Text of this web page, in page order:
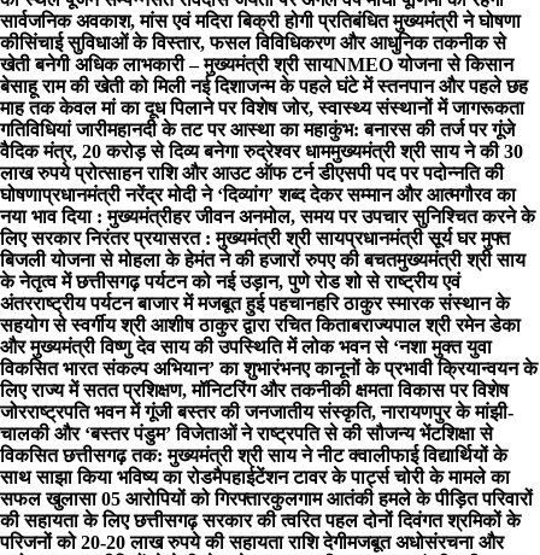
सार्वजनिक अवकाश, मांस एवं मदिरा बिक्री होगी प्रतिबंधित मुख्यमंत्री ने घोषणा
कीसिंचाई सुविधाओं के विस्तार, फसल विविधिकरण और आधुनिक तकनीक से
खेती बनेगी अधिक लाभकारी – मुख्यमंत्री श्री सायNMEO योजना से किसान
बेसाहू राम की खेती को मिली नई दिशाजन्म के पहले घंटे में स्तनपान और पहले छह
माह तक केवल मां का दूध पिलाने पर विशेष जोर, स्वास्थ्य संस्थानों में जागरूकता
गतिविधियां जारीमहानदी के तट पर आस्था का महाकुंभ: बनारस की तर्ज पर गूंजे
वैदिक मंत्र, 20 करोड़ से दिव्य बनेगा रुद्रेश्वर धाममुख्यमंत्री श्री साय ने की 30
लाख रुपये प्रोत्साहन राशि और आउट ऑफ टर्न डीएसपी पद पर पदोन्नति की
घोषणाप्रधानमंत्री नरेंद्र मोदी ने ‘दिव्यांग’ शब्द देकर सम्मान और आत्मगौरव का
नया भाव दिया : मुख्यमंत्रीहर जीवन अनमोल, समय पर उपचार सुनिश्चित करने के
लिए सरकार निरंतर प्रयासरत : मुख्यमंत्री श्री सायप्रधानमंत्री सूर्य घर मुफ्त
बिजली योजना से मोहला के हेमंत ने की हजारों रुपए की बचतमुख्यमंत्री श्री साय
के नेतृत्व में छत्तीसगढ़ पर्यटन को नई उड़ान, पुणे रोड शो से राष्ट्रीय एवं
अंतरराष्ट्रीय पर्यटन बाजार में मजबूत हुई पहचानहरि ठाकुर स्मारक संस्थान के
सहयोग से स्वर्गीय श्री आशीष ठाकुर द्वारा रचित किताबराज्यपाल श्री रमेन डेका
और मुख्यमंत्री विष्णु देव साय की उपस्थिति में लोक भवन से ‘नशा मुक्त युवा
विकसित भारत संकल्प अभियान’ का शुभारंभनए कानूनों के प्रभावी क्रियान्वयन के
लिए राज्य में सतत प्रशिक्षण, मॉनिटरिंग और तकनीकी क्षमता विकास पर विशेष
जोरराष्ट्रपति भवन में गूंजी बस्तर की जनजातीय संस्कृति, नारायणपुर के मांझी-
चालकी और ‘बस्तर पंडुम’ विजेताओं ने राष्ट्रपति से की सौजन्य भेंटशिक्षा से
विकसित छत्तीसगढ़ तक: मुख्यमंत्री श्री साय ने नीट क्वालीफाई विद्यार्थियों के
साथ साझा किया भविष्य का रोडमैपहाईटेंशन टावर के पार्ट्स चोरी के मामले का
सफल खुलासा 05 आरोपियों को गिरफ्तारकुलगाम आतंकी हमले के पीड़ित परिवारों
की सहायता के लिए छत्तीसगढ़ सरकार की त्वरित पहल दोनों दिवंगत श्रमिकों के
परिजनों को 20-20 लाख रुपये की सहायता राशि देगीमजबूत अधोसंरचना और